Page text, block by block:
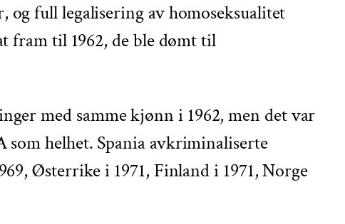
og full legalisering av homoseksualitet
fram til 1962, de ble dømt til
med samme kjønn i 1962, men det var
helhet. Spania avkriminaliserte
Østerrike i 1971, Finland i 1971, Norge